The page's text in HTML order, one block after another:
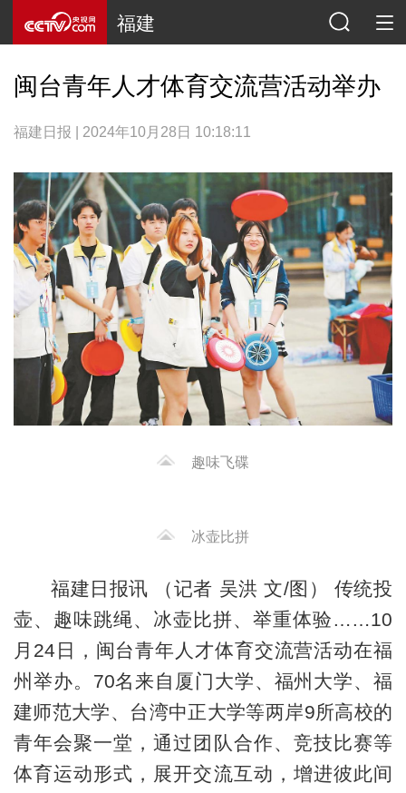
福建
闽台青年人才体育交流营活动举办
福建日报 | 2024年10月28日 10:18:11
趣味飞碟
冰壶比拼
福建日报讯 （记者 吴洪 文/图） 传统投
壶、趣味跳绳、冰壶比拼、举重体验……10
月24日，闽台青年人才体育交流营活动在福
州举办。70名来自厦门大学、福州大学、福
建师范大学、台湾中正大学等两岸9所高校的
青年会聚一堂，通过团队合作、竞技比赛等
体育运动形式，展开交流互动，增进彼此间